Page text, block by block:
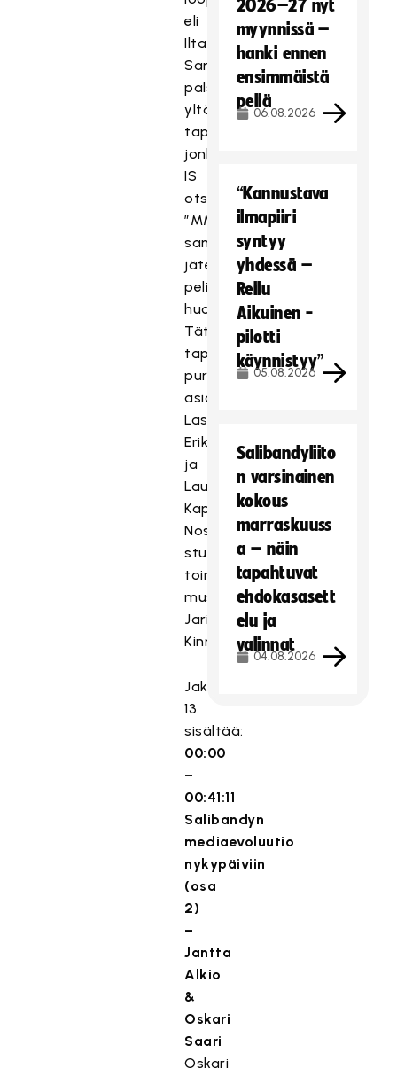
eli
Ilta-
Sanomienkin
palstoille
yltänyt
tapaus,
jonka
IS
otsikoi
”MM-
sankari
jätettiin
pelibussista
huoltoasemalle”.
Tätä
tapahtumavyyhtiä
purkavat
asianosaiset
Lasse
Eriksson
ja
Lauri
Kapanen.
Nostalgiapalojen
studioisäntänä
toimii
museoukko
Jari
Kinnunen.
Jakso
13.
sisältää:
00:00
–
00:41:11
Salibandyn
mediaevoluutio
nykypäiviin
(osa
2)
–
Jantta
Alkio
&
Oskari
Saari
Oskari
2026–27 nyt
myynnissä –
hanki ennen
ensimmäistä
peliä
06.08.2026
“Kannustava
ilmapiiri
syntyy
yhdessä –
Reilu
Aikuinen -
pilotti
käynnistyy”
05.08.2026
Salibandyliito
n varsinainen
kokous
marraskuuss
a – näin
tapahtuvat
ehdokasasett
elu ja
valinnat
04.08.2026